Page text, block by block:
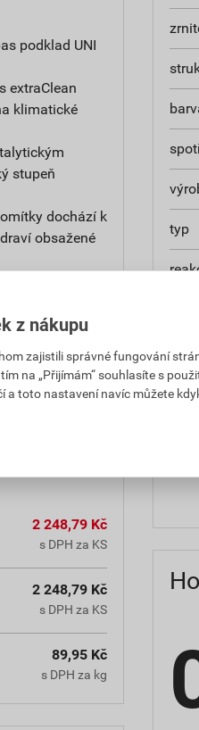
podklad UNI
extraClean
klimatické
stupeň
dochází k
obsažené
č.
2 248,79 Kč
s DPH za KS
2 248,79 Kč
s DPH za KS
89,95 Kč
s DPH za kg
typ
typ
z nákupu
zajistili správné fungování
na „Přijímám“ souhlasíte s
a toto nastavení navíc můžete